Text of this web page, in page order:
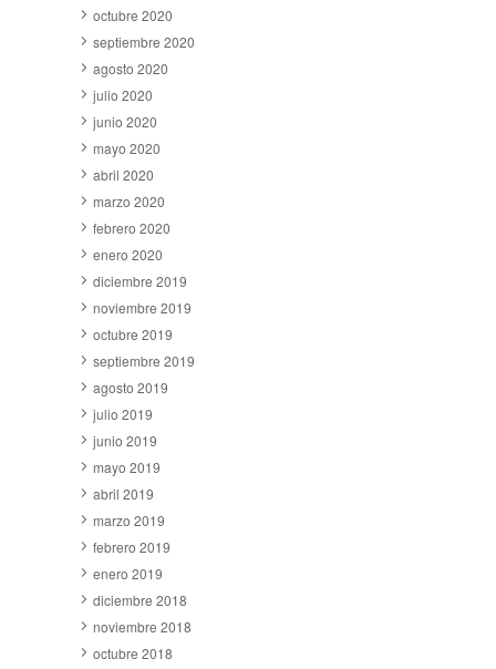
octubre 2020
septiembre 2020
agosto 2020
julio 2020
junio 2020
mayo 2020
abril 2020
marzo 2020
febrero 2020
enero 2020
diciembre 2019
noviembre 2019
octubre 2019
septiembre 2019
agosto 2019
julio 2019
junio 2019
mayo 2019
abril 2019
marzo 2019
febrero 2019
enero 2019
diciembre 2018
noviembre 2018
octubre 2018